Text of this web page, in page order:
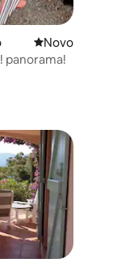
Novo lugar para
Novo
panorama!